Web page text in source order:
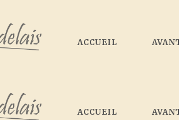
ACCUEIL
ACCUEIL